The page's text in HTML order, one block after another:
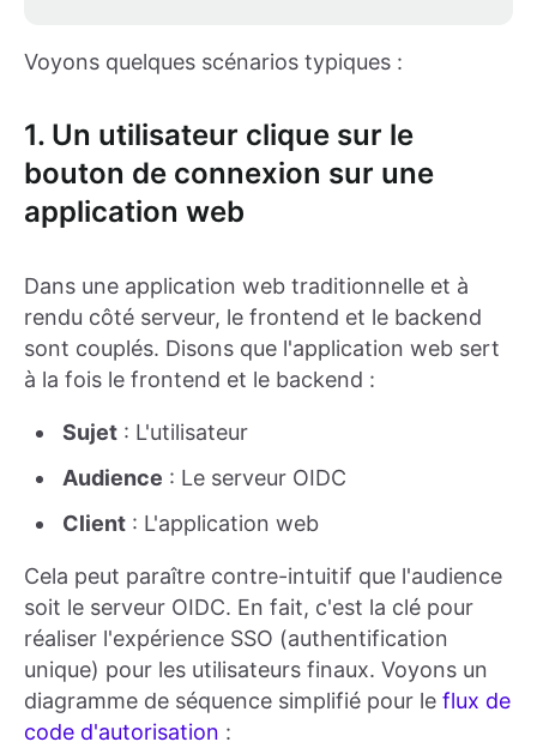
Voyons quelques scénarios typiques :
1. Un utilisateur clique sur le
bouton de connexion sur une
application web
Dans une application web traditionnelle et à
rendu côté serveur, le frontend et le backend
sont couplés. Disons que l'application web sert
à la fois le frontend et le backend :
Sujet : L'utilisateur
Audience : Le serveur OIDC
Client : L'application web
Cela peut paraître contre-intuitif que l'audience
soit le serveur OIDC. En fait, c'est la clé pour
réaliser l'expérience SSO (authentification
unique) pour les utilisateurs finaux. Voyons un
diagramme de séquence simplifié pour le flux de
code d'autorisation :